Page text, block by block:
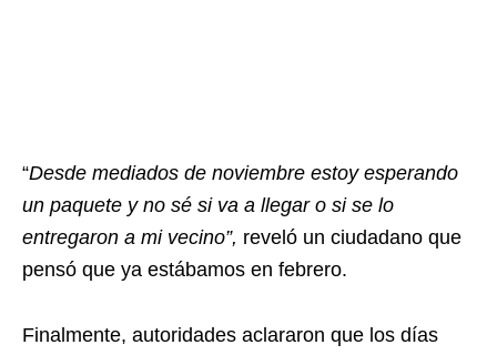
“Desde mediados de noviembre estoy esperando
un paquete y no sé si va a llegar o si se lo
entregaron a mi vecino”, reveló un ciudadano que
pensó que ya estábamos en febrero.
Finalmente, autoridades aclararon que los días